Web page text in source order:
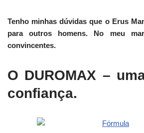
Tenho minhas dúvidas que o Erus
para outros homens. No meu
convincentes.
O DUROMAX –
confiança.